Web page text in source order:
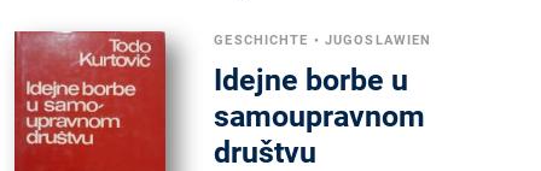
GESCHICHTE • JUGOSLAWIEN
Idejne borbe u
samoupravnom
društvu